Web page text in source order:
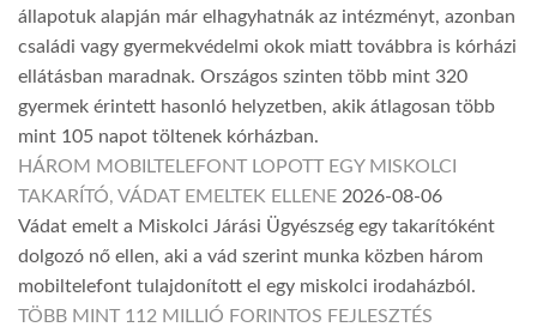
állapotuk alapján már elhagyhatnák az intézményt, azonban
családi vagy gyermekvédelmi okok miatt továbbra is kórházi
ellátásban maradnak. Országos szinten több mint 320
gyermek érintett hasonló helyzetben, akik átlagosan több
mint 105 napot töltenek kórházban.
HÁROM MOBILTELEFONT LOPOTT EGY MISKOLCI
TAKARÍTÓ, VÁDAT EMELTEK ELLENE 2026-08-06
Vádat emelt a Miskolci Járási Ügyészség egy takarítóként
dolgozó nő ellen, aki a vád szerint munka közben három
mobiltelefont tulajdonított el egy miskolci irodaházból.
TÖBB MINT 112 MILLIÓ FORINTOS FEJLESZTÉS